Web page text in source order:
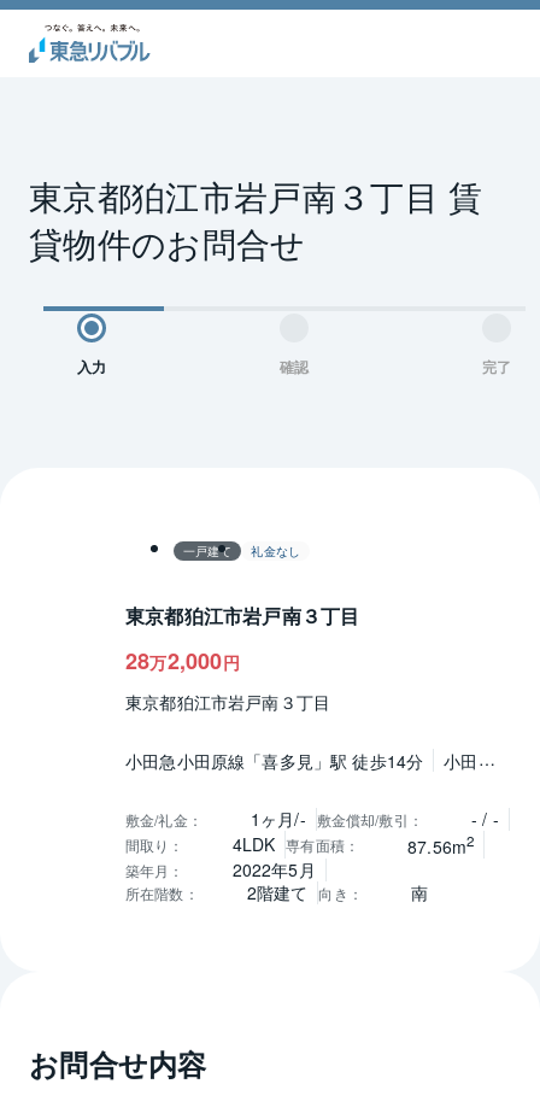
東京都狛江市岩戸南３丁目 賃
貸物件のお問合せ
入力 確認 完了
一戸建て 礼金なし
東京都狛江市岩戸南３丁目
28万2,000円
東京都狛江市岩戸南３丁目
小田急小田原線「喜多見」駅 徒歩14分
小田急
敷金/礼金 ： 1ヶ月/- 敷金償却/敷引 ： - / -
間取り ： 4LDK 専有面積： 87.56m2
築年月 ： 2022年5月
所在階数 ： 2階建て 向き ： 南
お問合せ内容